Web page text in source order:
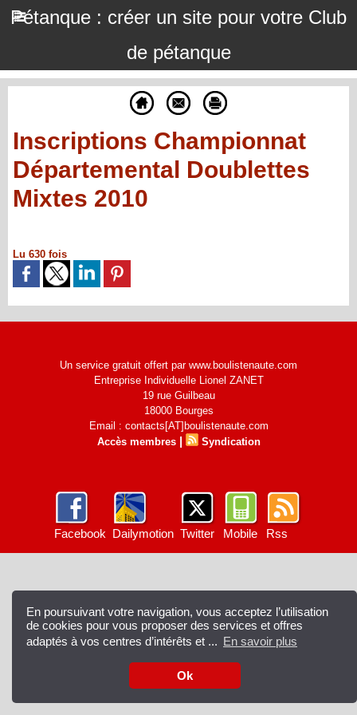
En poursuivant votre navigation, vous acceptez l’utilisation
de cookies pour vous proposer des services et offres
adaptés à vos centres d’intérêts et ... En savoir plus
Ok
Pétanque : créer un site pour votre Club
de pétanque
Inscriptions Championnat
Départemental Doublettes
Mixtes 2010
Lu 630 fois
Un service gratuit offert par www.boulistenaute.com
Entreprise Individuelle Lionel ZANET
19 rue Guilbeau
18000 Bourges
Email : contacts[AT]boulistenaute.com
Accès membres | Syndication
Facebook Dailymotion Twitter Mobile Rss